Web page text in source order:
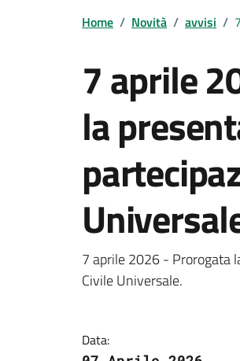
Home / Novità / avvisi /
7 aprile
la
Dettagli
7 aprile 2026 - Prorogata
Civile Universale.
Data: